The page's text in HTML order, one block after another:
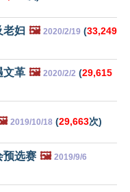
老妇 🖼️ 2020/2/19 (33,249
文革 🖼️ 2020/2/2 (29,615
2019/10/18 (29,663次)
预选赛 🖼️ 2019/9/6